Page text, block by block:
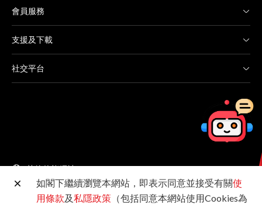
會員服務
支援及下載
社交平台
其他佳能網站
如閣下繼續瀏覽本網站，即表示同意並接受有關使
用條款及私隱政策 （包括同意本網站使用Cookies為